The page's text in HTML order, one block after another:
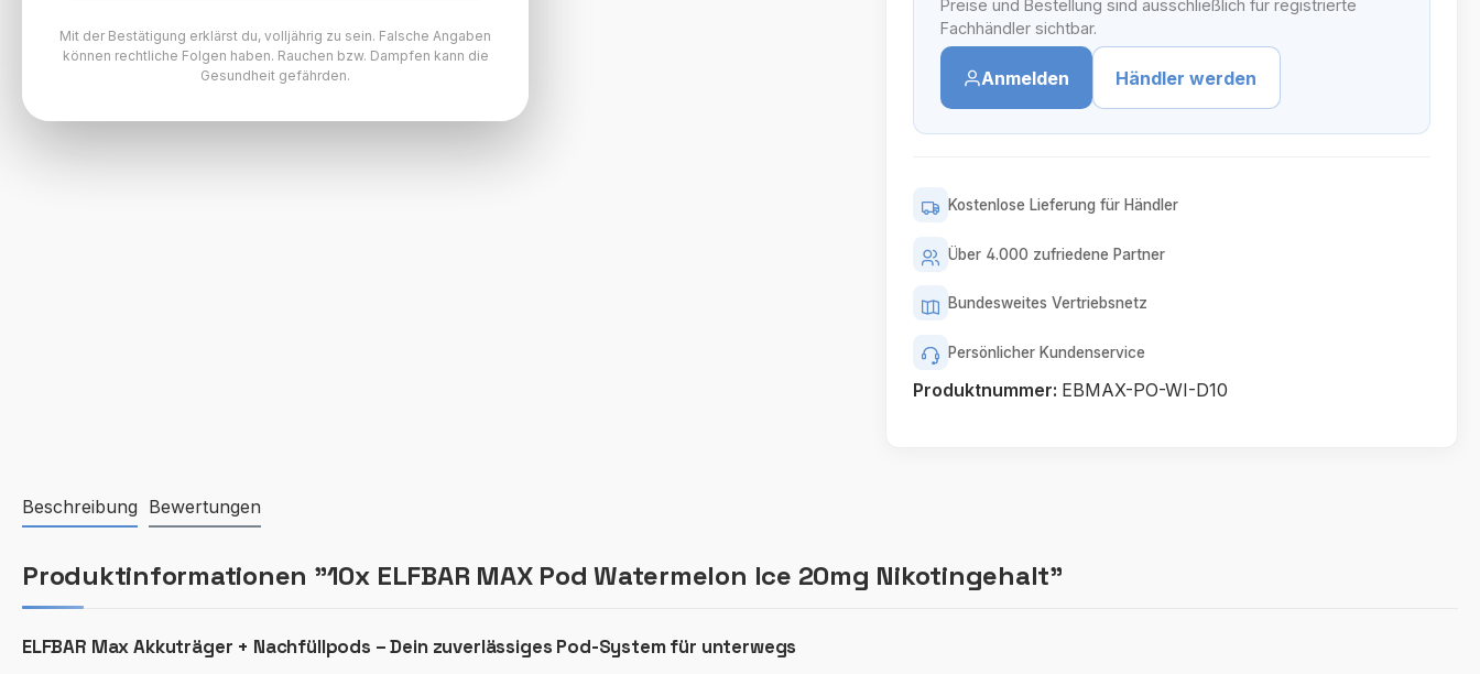
Preise und Bestellung sind ausschließlich für registrierte
Fachhändler sichtbar.
Anmelden Händler werden
Kostenlose Lieferung für Händler
Über 4.000 zufriedene Partner
Bundesweites Vertriebsnetz
Persönlicher Kundenservice
Produktnummer: EBMAX-PO-WI-D10
Beschreibung Bewertungen
Produktinformationen "10x ELFBAR MAX Pod Watermelon Ice 20mg Nikotingehalt"
ELFBAR Max Akkuträger + Nachfüllpods – Dein zuverlässiges Pod-System für unterwegs
Mit der Bestätigung erklärst du, volljährig zu sein. Falsche Angaben
können rechtliche Folgen haben. Rauchen bzw. Dampfen kann die
Gesundheit gefährden.